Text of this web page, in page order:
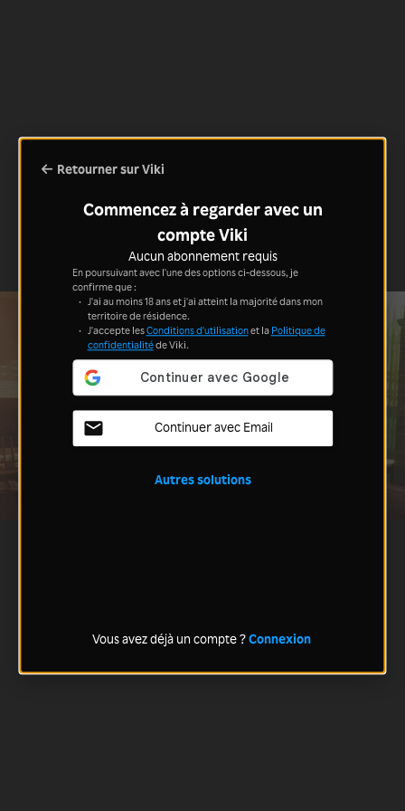
Retourner sur Viki
Commencez à regarder avec un
compte Viki
Aucun abonnement requis
En poursuivant avec l'une des options ci-dessous, je
confirme que :
J'ai au moins 18 ans et j'ai atteint la majorité dans mon
territoire de résidence.
J'accepte lesConditions d'utilisationet la Politique de
confidentialitéde Viki.
Continuer avec Email
Autres solutions
Vous avez déjà un compte ?Connexion